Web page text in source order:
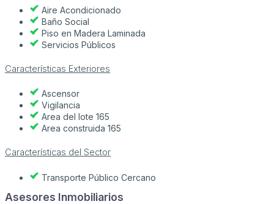
Aire Acondicionado
Baño Social
Piso en Madera Laminada
Servicios Públicos
Características Exteriores
Ascensor
Vigilancia
Area del lote 165
Area construida 165
Características del Sector
Transporte Público Cercano
Asesores Inmobiliarios